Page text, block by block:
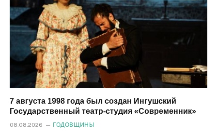
7 августа 1998 года был создан Ингушский
Государственный театр-студия «Современник»
08.08.2026 ГОДОВЩИНЫ